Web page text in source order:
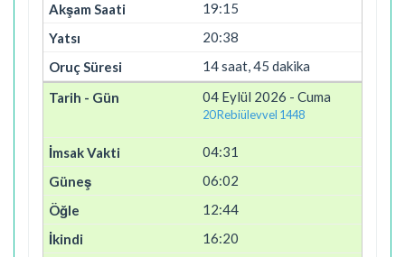
19:15
20:38
14 saat, 45 dakika
04 Eylül 2026 - Cuma
20 Rebiülevvel 1448
04:31
06:02
12:44
16:20